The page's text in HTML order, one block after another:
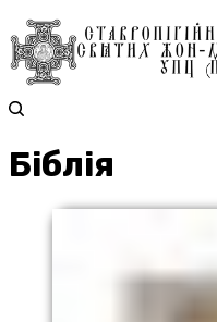
Біблія